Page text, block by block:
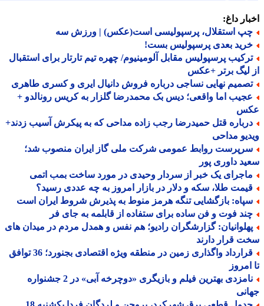
داغ:
استقلال، پرسپولیسی است(عکس) | ورزش سه
بعدی پرسپولیس بست!
پرسپولیس مقابل آلومینیوم/ چهره تیم تارتار برای استقبال
لیگ برتر +عکس
نهایی نساجی درباره فروش دانیال ایری و کسری طاهری
اما واقعی؛ دیس بک محمدرضا گلزار به کریس رونالدو +
قتل حمیدرضا رجب زاده مداحی که به پیکرش آسیب زدند+
مداحی
روابط عمومی شرکت ملی گاز ایران منصوب شد؛
داوری پور
یک خبر از سردار وحیدی در مورد ساخت بمب اتمی
طلا، سکه و دلار در بازار امروز به چه عددی رسید؟
بازگشایی تنگه هرمز منوط به پذیرش شروط ایران است
فوت و فن ساده برای ستفاده از قابلمه به جای فر
گزارشگران رادیو؛ هم نفس و همدل مردم در میدان های
قرار دارند
قرارداد واگذاری زمین در منطقه ویژه اقتصادی بجنورد؛ 36 توافق
نامزدی بهترین فیلم و بازیگری «دوچرخه آبی» در 2 جشنواره